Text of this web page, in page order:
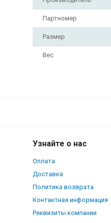
Партномер
Размер
Вес
Узнайте о нас
Оплата
Доставка
Политика возврата
Контактная информация
Реквизиты компании